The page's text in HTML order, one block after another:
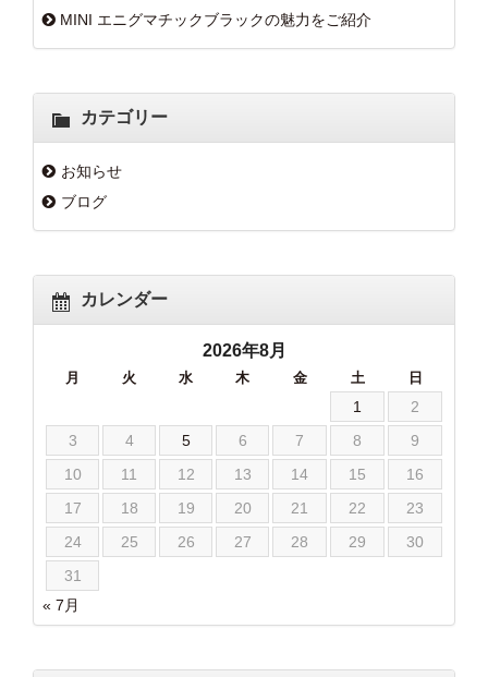
MINI エニグマチックブラックの魅力をご紹介
カテゴリー
お知らせ
ブログ
カレンダー
2026年8月
月 火 水 木 金 土 日
1
2
3
4 5 6 7 8
9
10
11 12 13 14 15
16
17
18 19 20 21 22
23
24
25 26 27 28 29
30
31
« 7月